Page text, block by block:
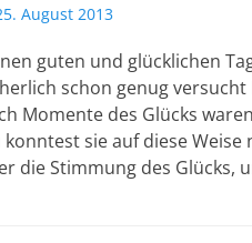
August 2013
guten und glücklichen
schon genug
Momente des Glücks
konntest sie auf diese
die Stimmung des Glücks,